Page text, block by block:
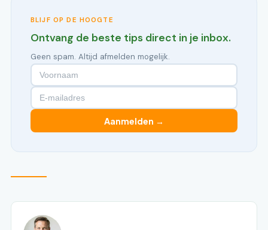
BLIJF OP DE HOOGTE
Ontvang de beste tips direct in je inbox.
Geen spam. Altijd afmelden mogelijk.
Aanmelden →